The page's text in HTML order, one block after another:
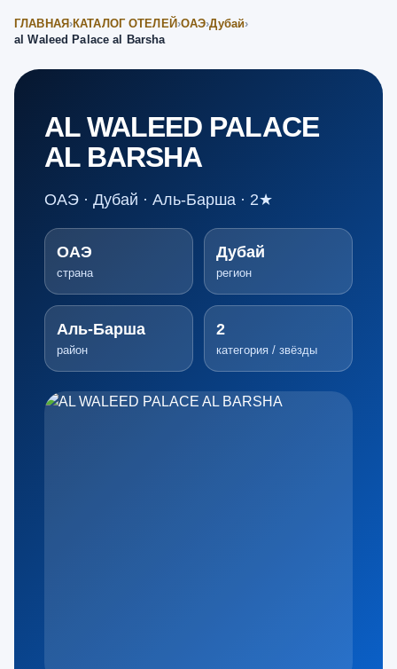
ГЛАВНАЯ ›КАТАЛОГ ОТЕЛЕЙ ›ОАЭ›Дубай›
al Waleed Palace al Barsha
AL WALEED PALACE
AL BARSHA
ОАЭ · Дубай · Аль-Барша · 2★
ОАЭ
страна
Дубай
регион
Аль-Барша
район
2
категория / звёзды